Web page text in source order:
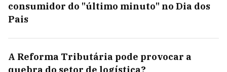
consumidor do "último minuto" no Dia dos
Pais
A Reforma Tributária pode provocar a